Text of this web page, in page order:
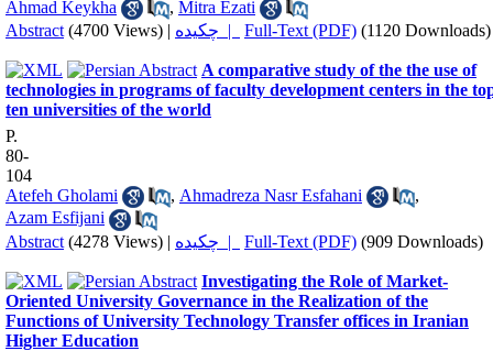
Ahmad Keykha , Mitra Ezati
Abstract (4700 Views) | چکیده | Full-Text (PDF) (1120 Downloads)
A comparative study of the the use of
technologies in programs of faculty development centers in the
ten universities of the world
P.
80-
104
Atefeh Gholami
, Ahmadreza Nasr Esfahani
,
Azam Esfijani
Abstract (4278 Views) | چکیده | Full-Text (PDF) (909 Downloads)
Investigating the Role of Market-
Oriented University Governance in the Realization of the
Functions of University Technology Transfer offices in Iranian
Higher Education